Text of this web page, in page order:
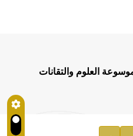
العلوم والتقانات